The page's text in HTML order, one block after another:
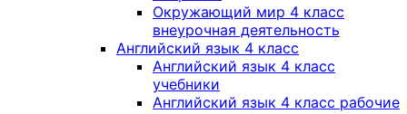
Окружающий мир 4 класс
внеурочная деятельность
Английский язык 4 класс
Английский язык 4 класс
учебники
Английский язык 4 класс рабочие